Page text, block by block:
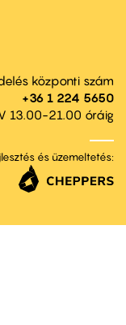
központi szám
+36 1 224 5650
13.00-21.00 óráig
és üzemeltetés: